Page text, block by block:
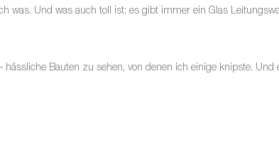
was. Und was auch toll ist: es gibt immer ein Glas
Bauten zu sehen, von denen ich einige knipste. Und